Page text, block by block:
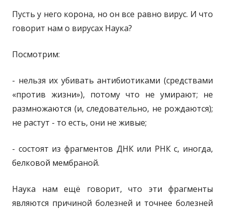
Пусть у него корона, но он все равно вирус. И что
говорит нам о вирусах Наука?
Посмотрим:
- нельзя их убивать антибиотиками (средствами
«против жизни»), потому что не умирают; не
размножаются (и, следовательно, не рождаются);
не растут - то есть, они не живые;
- состоят из фрагментов ДНК или РНК с, иногда,
белковой мембраной.
Наука нам ещё говорит, что эти фрагменты
являются причиной болезней и точнее болезней